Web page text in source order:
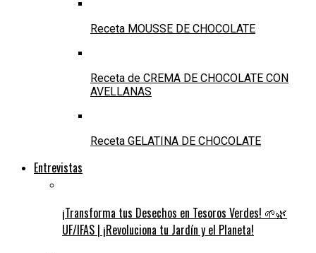
Receta MOUSSE DE CHOCOLATE
Receta de CREMA DE CHOCOLATE CON
AVELLANAS
Receta GELATINA DE CHOCOLATE
Entrevistas
¡Transforma tus Desechos en Tesoros Verdes! 🌱🌿
UF/IFAS | ¡Revoluciona tu Jardín y el Planeta!